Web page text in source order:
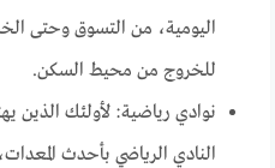
اليومية، من التسوق وحتى
للخروج من محيط السكن.
نوادي رياضية: لأولئك الذين
النادي الرياضي بأحدث